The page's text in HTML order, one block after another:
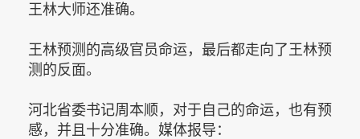
王林大师还准确。
王林预测的高级官员命运，最后都走向了王林预
测的反面。
河北省委书记周本顺，对于自己的命运，也有预
感，并且十分准确。媒体报导：